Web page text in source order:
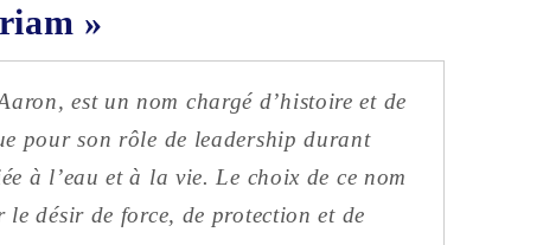
»
est un nom chargé d’histoire et de
pour son rôle de leadership durant
à l’eau et à la vie. Le choix de ce nom
désir de force, de protection et de